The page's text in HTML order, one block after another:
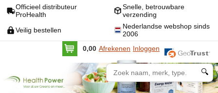
Officieel distributeur
ProHealth
Snelle, betrouwbare
verzending
Veilig bestellen
Nederlandse webshop sinds
2006
0,00 Afrekenen Inloggen
🔍